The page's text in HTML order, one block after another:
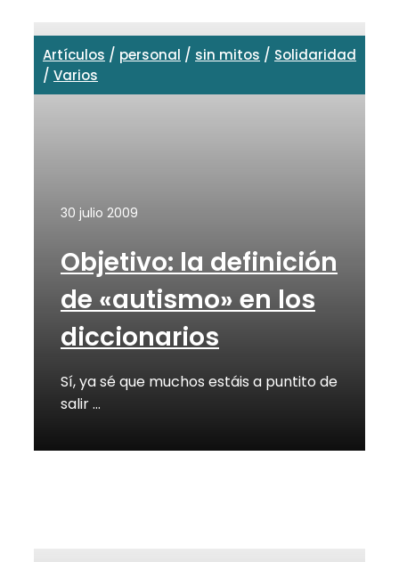
Artículos / personal / sin mitos / Solidaridad
/ Varios
30 julio 2009
Objetivo: la definición
de «autismo» en los
diccionarios
Sí, ya sé que muchos estáis a puntito de
salir …